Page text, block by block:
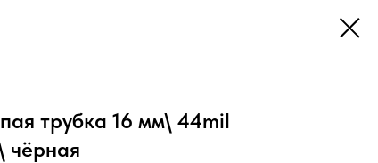
трубка 16 мм\ 44mil
чёрная